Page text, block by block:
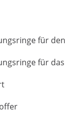
für
für